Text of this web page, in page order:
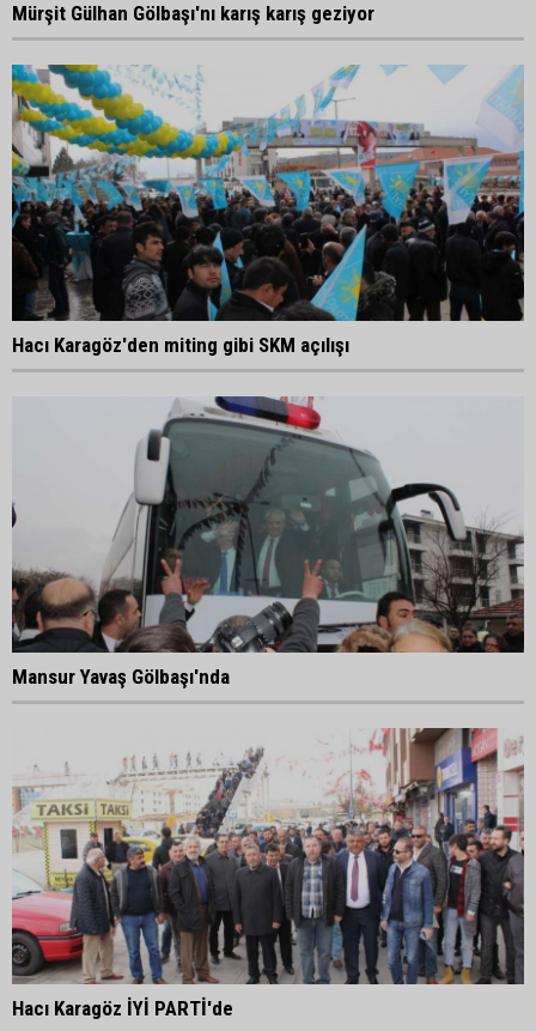
Mürşit Gülhan Gölbaşı'nı karış karış geziyor
Hacı Karagöz'den miting gibi SKM açılışı
Mansur Yavaş Gölbaşı'nda
Hacı Karagöz İYİ PARTİ'de